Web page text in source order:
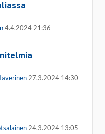
4.4.2024 21:36
27.3.2024 14:30
24.3.2024 13:05